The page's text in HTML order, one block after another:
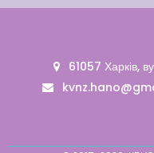
61057 Харків,